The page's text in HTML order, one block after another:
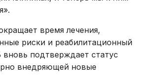
время лечения,
риски и реабилитационный
подтверждает статус
внедряющей новые